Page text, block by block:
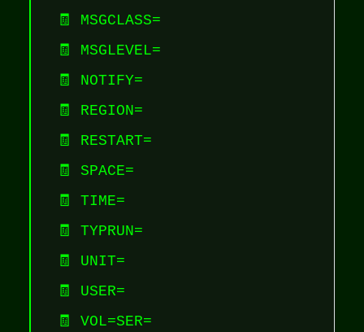
🧾 MSGCLASS=
🧾 MSGLEVEL=
🧾 NOTIFY=
🧾 REGION=
🧾 RESTART=
🧾 SPACE=
🧾 TIME=
🧾 TYPRUN=
🧾 UNIT=
🧾 USER=
🧾 VOL=SER=